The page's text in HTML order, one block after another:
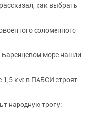
как выбрать
соломенного
море нашли
1,5 км: в ПАБСИ строят
народную тропу: